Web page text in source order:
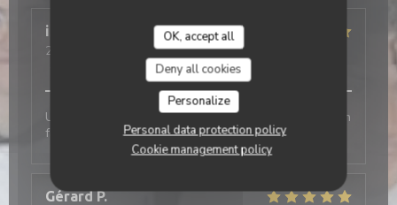
OK, accept all
Deny all cookies
Personalize
Personal data protection policy
Cookie management policy
isabelle
2026-04-02
- 19:00 - Guests 2
Ambiance:5 /5 Food:5 /5
Un très bel endroit . Les élèves sont à l écoute. Ou on
fait de belles découvertes culinaires.
Gérard P